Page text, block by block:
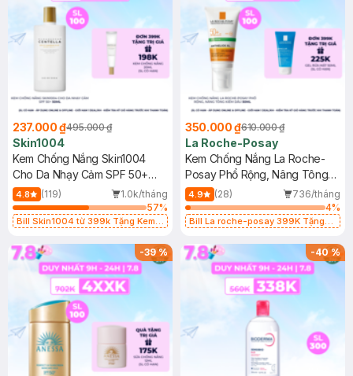
237.000 ₫495.000 ₫
Skin1004
Kem Chống Nắng Skin1004
Cho Da Nhạy Cảm SPF 50+
50ml
4.8 (119)
1.0k/tháng
57%
Bill Skin1004 từ 399k Tặng Kem
SPF 50+ 20ml (SL Có Hạn)
350.000 ₫610.000 ₫
La Roche-Posay
Kem Chống Nắng La Roche-
Posay Phổ Rộng, Nâng Tông
Kiềm Dầu 50ml
4.9 (28)
736/tháng
4%
Bill La roche-posay 399K Tặng
(SL có hạn)
-39% -40%